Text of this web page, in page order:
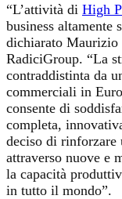
“L’attività di High
business altamente
dichiarato Maurizio
RadiciGroup. “La
contraddistinta da
commerciali in
consente di
completa,
deciso di rinforzare
attraverso nuove e
la capacità
in tutto il mondo”.